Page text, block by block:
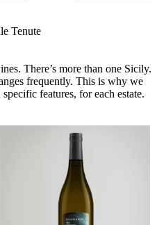
Tenute
There’s more than one Sicily.
frequently. This is why we
features, for each estate.